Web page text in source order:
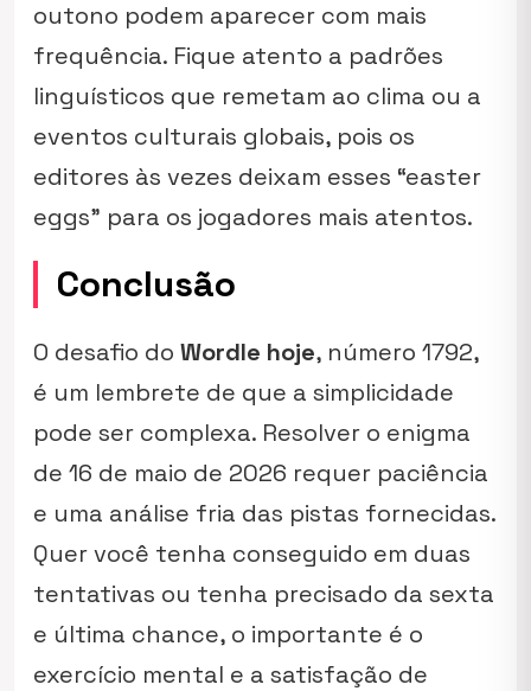
outono podem aparecer com mais
frequência. Fique atento a padrões
linguísticos que remetam ao clima ou a
eventos culturais globais, pois os
editores às vezes deixam esses “easter
eggs” para os jogadores mais atentos.
Conclusão
O desafio do Wordle hoje, número 1792,
é um lembrete de que a simplicidade
pode ser complexa. Resolver o enigma
de 16 de maio de 2026 requer paciência
e uma análise fria das pistas fornecidas.
Quer você tenha conseguido em duas
tentativas ou tenha precisado da sexta
e última chance, o importante é o
exercício mental e a satisfação de